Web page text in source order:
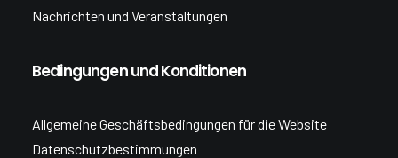
Nachrichten und Veranstaltungen
Bedingungen und Konditionen
Allgemeine Geschäftsbedingungen für die Website
Datenschutzbestimmungen